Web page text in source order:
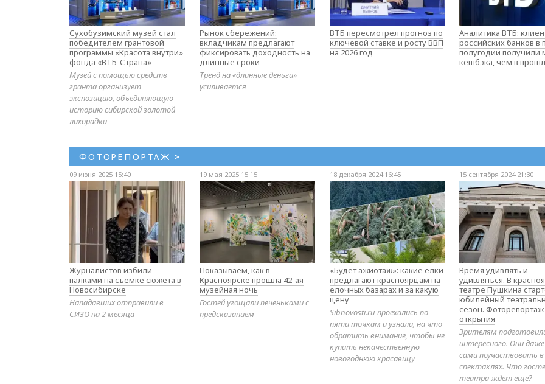
Сухобузимский музей стал
победителем грантовой
программы «Красота внутри»
фонда «ВТБ-Страна»
Музей с помощью средств
гранта организует
экспозицию, объединяющую
историю сибирской золотой
лихорадки
Рынок сбережений:
вкладчикам предлагают
фиксировать доходность на
длинные сроки
Тренд на «длинные деньги»
усиливается
ВТБ пересмотрел прогноз по
ключевой ставке и росту ВВП
на 2026 год
Аналитика ВТБ:
российских банков в
полугодии получили
кешбэка, чем в
ФОТОРЕПОРТАЖ >
09 июня 2025 15:40
Журналистов избили
палками на съемке сюжета в
Новосибирске
Нападавших отправили в
СИЗО на 2 месяца
19 мая 2025 15:15
Показываем, как в
Красноярске прошла 42-ая
музейная ночь
Гостей угощали печеньками с
предсказанием
18 декабря 2024 16:45
«Будет ажиотаж»: какие елки
предлагают красноярцам на
елочных базарах и за какую
цену
Sibnovosti.ru проехались по
пяти точкам и узнали, на что
обратить внимание, чтобы не
купить некачественную
новогоднюю красавицу
15 сентября 2024 21:30
Время удивлять и
удивляться. В
театре Пушкина
юбилейный
сезон. Фоторепортаж
открытия
Зрителям
интересного. Они
сами поучаствовать в
спектаклях. Что
театра ждет еще?